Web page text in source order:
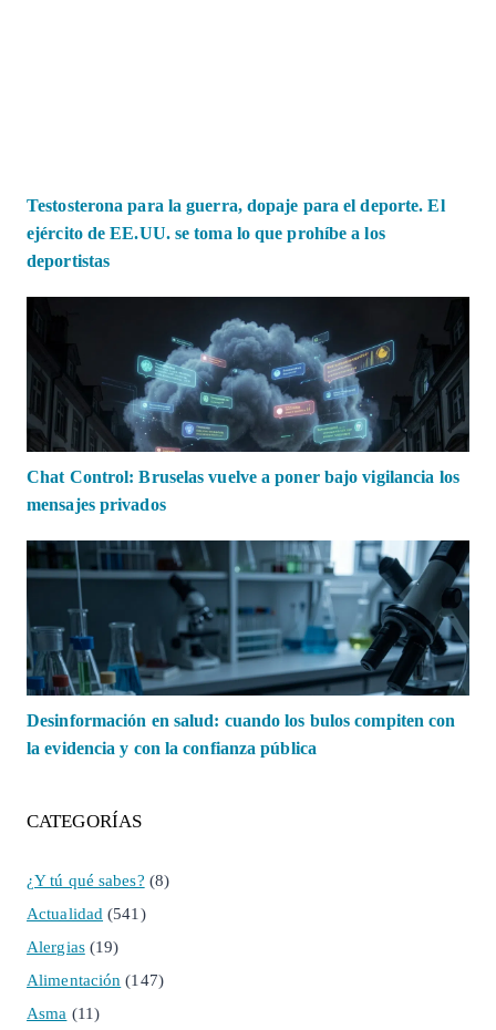
Testosterona para la guerra, dopaje para el deporte. El
ejército de EE.UU. se toma lo que prohíbe a los
deportistas
Chat Control: Bruselas vuelve a poner bajo vigilancia los
mensajes privados
Desinformación en salud: cuando los bulos compiten con
la evidencia y con la confianza pública
CATEGORÍAS
¿Y tú qué sabes? (8)
Actualidad (541)
Alergias(19)
Alimentación (147)
Asma (11)